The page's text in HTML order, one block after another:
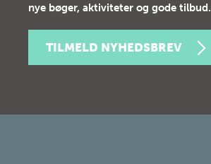
nye bøger, aktiviteter og gode tilbud.
TILMELD NYHEDSBREV